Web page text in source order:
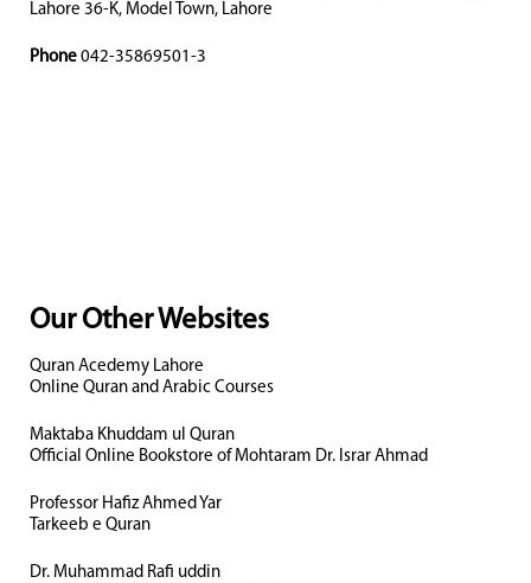
Lahore 36-K, Model Town, Lahore
Phone 042-35869501-3
Our Other Websites
Quran Acedemy Lahore
Online Quran and Arabic Courses
Maktaba Khuddam ul Quran
Official Online Bookstore of Mohtaram Dr. Israr Ahmad
Professor Hafiz Ahmed Yar
Tarkeeb e Quran
Dr. Muhammad Rafi uddin